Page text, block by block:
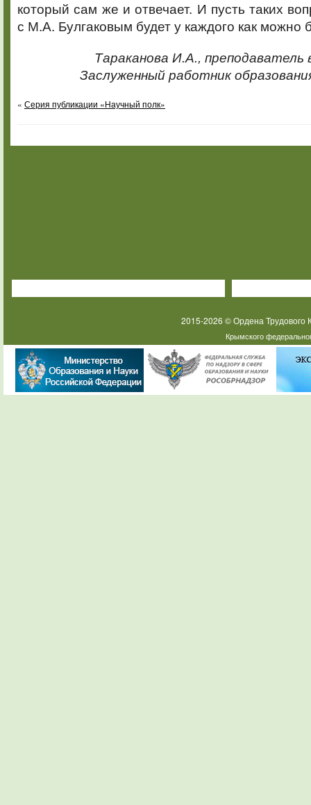
который сам же и отвечает. И пусть таких
с М.А. Булгаковым будет у каждого как можно
Тараканова И.А.,
Заслуженный работник
« Серия публикации «Научный полк»
2015-2026 © Ордена
Крымского